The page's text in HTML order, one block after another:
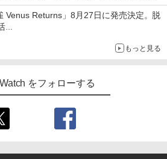
Venus Returns」8月27日に発売決定。脱
もっと見る
をフォローする